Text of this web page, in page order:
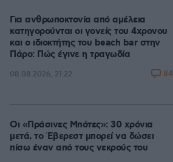
Για ανθρωποκτονία από αμέλεια
κατηγορούνται οι γονείς του 4χρονου
και ο ιδιοκτήτης του beach bar στην
Πάρο: Πώς έγινε η τραγωδία
08.08.2026, 21:22 84
Οι «Πράσινες Μπότες»: 30 χρόνια
μετά, το Έβερεστ μπορεί να δώσει
πίσω έναν από τους νεκρούς του